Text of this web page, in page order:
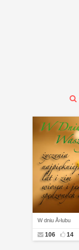
W dniu Å›lubu
106 14